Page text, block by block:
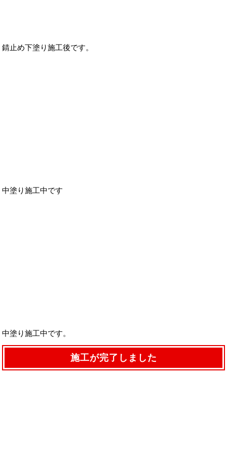
錆止め下塗り施工後です。
中塗り施工中です
中塗り施工中です。
施工が完了しました